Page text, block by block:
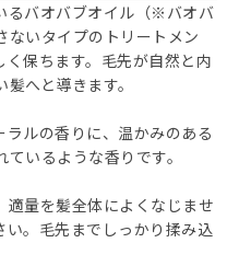
るバオバブオイル（※バオバ
ないタイプのトリートメン
く保ちます。毛先が自然と内
へと導きます。
ルの香りに、温かみのある
いるような香りです。
適量を髪全体によくなじませ
い。毛先までしっかり揉み込